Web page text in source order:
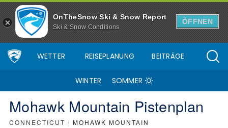
OnTheSnow Ski & Snow Report
Ski & Snow Conditions
ÖFFNEN
WETTER REISEPLANUNG BEITRÄGE
WINTER SOMMER
Mohawk Mountain Pistenplan
CONNECTICUT / MOHAWK MOUNTAIN